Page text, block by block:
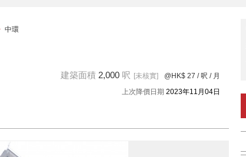
中環
建築面積 2,000 呎 [未核實] @HK$ 27 / 呎 / 月
上次降價日期 2023年11月04日